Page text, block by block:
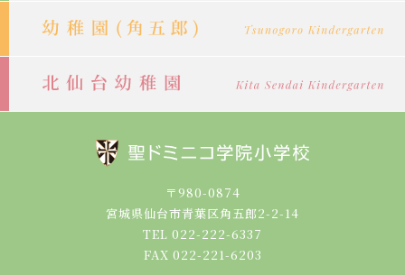
〒980-0874
宮城県仙台市青葉区角五郎2-2-14
TEL 022-222-6337
FAX 022-221-6203